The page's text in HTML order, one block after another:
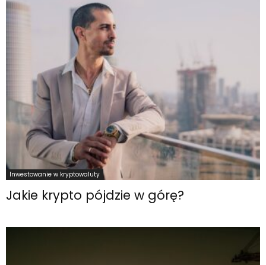
Inwestowanie w kryptowaluty
Jakie krypto pójdzie w górę?